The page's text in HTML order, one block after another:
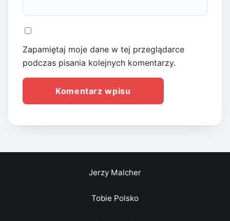
Zapamiętaj moje dane w tej przeglądarce
podczas pisania kolejnych komentarzy.
Jerzy Malcher
Tobie Polsko